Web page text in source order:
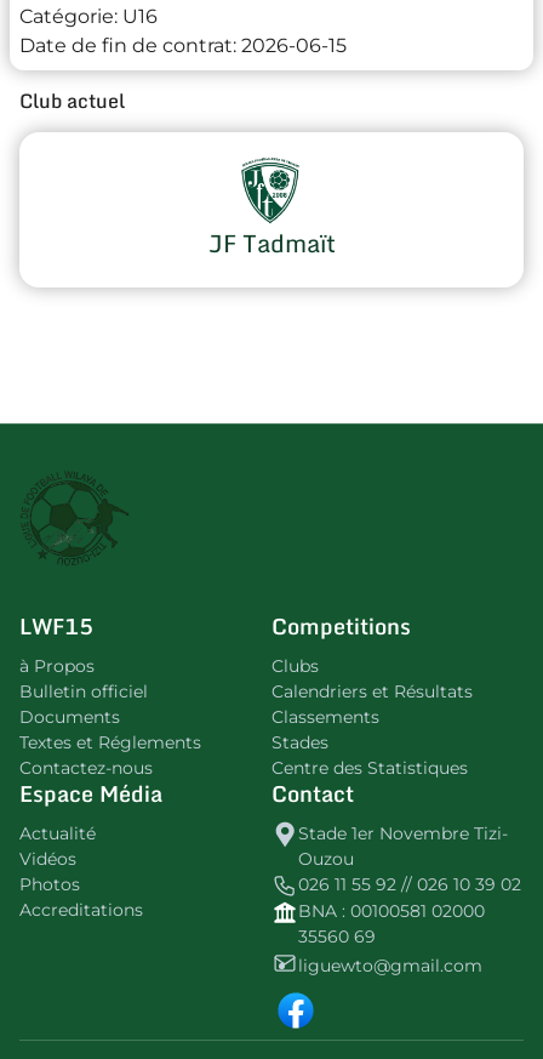
Catégorie: U16
Date de fin de contrat: 2026-06-15
Club actuel
JF Tadmaït
LWF15
à Propos
Bulletin officiel
Documents
Textes et Réglements
Contactez-nous
Competitions
Clubs
Calendriers et Résultats
Classements
Stades
Centre des Statistiques
Espace Média
Actualité
Vidéos
Photos
Accreditations
Contact
Stade 1er Novembre Tizi-
Ouzou
026 11 55 92 // 026 10 39 02
BNA : 00100581 02000
35560 69
liguewto@gmail.com